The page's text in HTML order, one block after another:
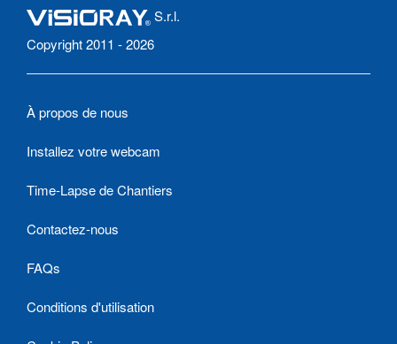
S.r.l.
Copyright 2011 - 2026
À propos de nous
Installez votre webcam
Time-Lapse de Chantiers
Contactez-nous
FAQs
Conditions d'utilisation